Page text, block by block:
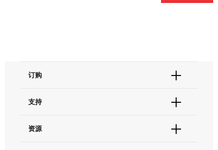
过渡金属
非金属
订购
订单支持
现货供应中心
支持
联系我们 - 400 820 8982
资源